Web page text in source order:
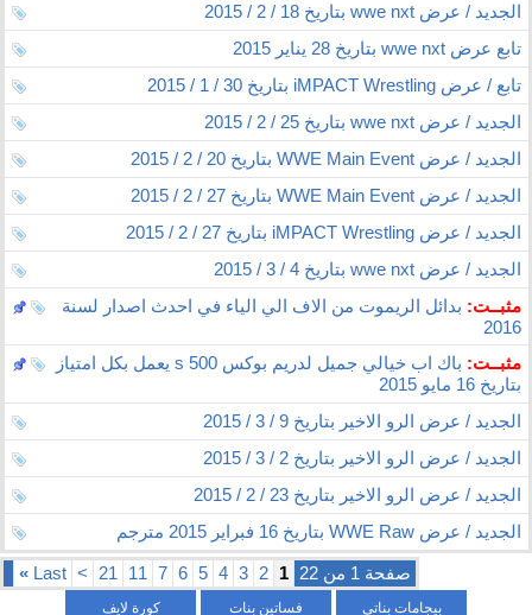
الجديد / عرض wwe nxt بتاريخ 18 / 2 / 2015
تابع عرض wwe nxt بتاريخ 28 يناير 2015
تابع / عرض iMPACT Wrestling بتاريخ 30 / 1 / 2015
الجديد / عرض wwe nxt بتاريخ 25 / 2 / 2015
الجديد / عرض WWE Main Event بتاريخ 20 / 2 / 2015
الجديد / عرض WWE Main Event بتاريخ 27 / 2 / 2015
الجديد / عرض iMPACT Wrestling بتاريخ 27 / 2 / 2015
الجديد / عرض wwe nxt بتاريخ 4 / 3 / 2015
مثبــت: بدائل الريموت من الاف الي الياء في احدث اصدار لسنة
2016
مثبــت:
باك اب خيالي جميل لدريم بوكس 500 s يعمل بكل امتياز
بتاريخ 16 مايو 2015
الجديد / عرض الرو الاخير بتاريخ 9 / 3 / 2015
الجديد / عرض الرو الاخير بتاريخ 2 / 3 / 2015
الجديد / عرض الرو الاخير بتاريخ 23 / 2 / 2015
الجديد / عرض WWE Raw بتاريخ 16 فبراير 2015 مترجم
صفحة 1 من 22 1
2
3
4
5
6
7
11
21
>
Last
»
بيجامات بناتي فساتين بنات كورة لايف